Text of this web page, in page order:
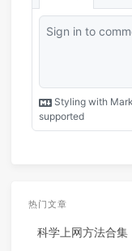
热门文章
科学上网方法合集